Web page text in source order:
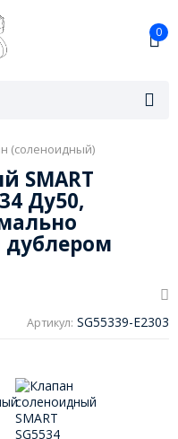
0
(соленоидный)
SMART
Ду50,
Артикул: SG55339-E2303